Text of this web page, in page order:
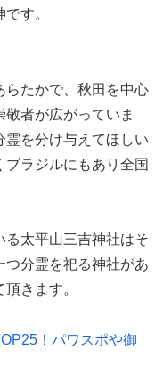
す。
らたかで、秋田を中心
者が広がっていま
を分け与えてほしい
ラジルにもあり全国
る太平山三吉神社はそ
分霊を祀る神社があ
きます。
！パワスポや御